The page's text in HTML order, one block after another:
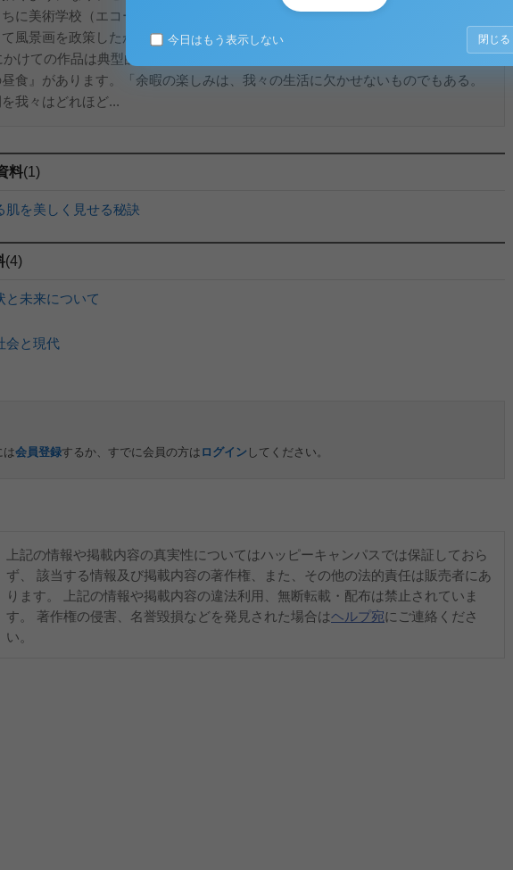
に美術学校（エコール・デ・ボザール）へ行くだけのお金も稼いでいました。
風景画を政策したが、特に裸婦像、少女象などを得意としました。1970年代か
かけての作品は典型的な印象主義の作品に『ムーラン・デ・ラ・ギャレット』
昼食』があります。「余暇の楽しみは、我々の生活に欠かせないものでもある。
我々はどれほど...
料(1)
肌を美しく見せる秘訣
(4)
と未来について
会と現代
は会員登録するか、すでに会員の方は ログイン してください。
上記の情報や掲載内容の真実性についてはハッピーキャンパスでは保証しておら
ず、 該当する情報及び掲載内容の著作権、また、その他の法的責任は販売者にあ
ります。 上記の情報や掲載内容の違法利用、無断転載・配布は禁止されていま
す。 著作権の侵害、名誉毀損などを発見された場合はヘルプ宛にご連絡くださ
い。
今日はもう表示しない 閉じる